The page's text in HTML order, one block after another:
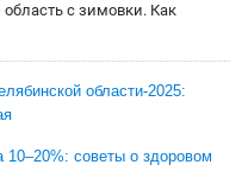
с зимовки. Как
области-2025:
10–20%: советы о здоровом